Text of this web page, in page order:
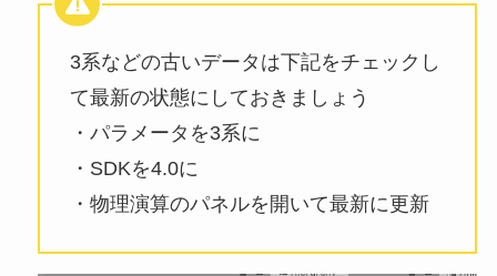
3系などの古いデータは下記をチェックし
て最新の状態にしておきましょう
・パラメータを3系に
・SDKを4.0に
・物理演算のパネルを開いて最新に更新